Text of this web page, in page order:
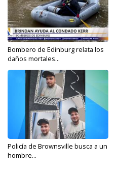
Bombero de Edinburg relata los
daños mortales...
Policía de Brownsville busca a un
hombre...